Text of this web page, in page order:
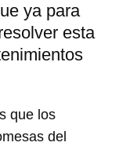
ya para
esta
que los
del